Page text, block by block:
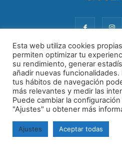
Aviso legal|Política de
Esta web utiliza cookies
permiten optimizar tu
su rendimiento, generar
añadir nuevas
tus hábitos de navegación
más relevantes y medir las
Puede cambiar la
"Ajustes" u obtener más
Ajustes Aceptar todas